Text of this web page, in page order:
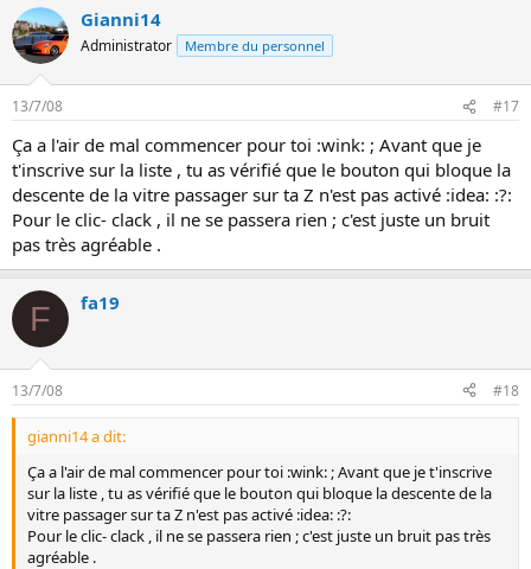
Gianni14
Administrator Membre du personnel
13/7/08 #17
Ça a l'air de mal commencer pour toi :wink: ; Avant que je
t'inscrive sur la liste , tu as vérifié que le bouton qui bloque la
descente de la vitre passager sur ta Z n'est pas activé :idea: :?:
Pour le clic- clack , il ne se passera rien ; c'est juste un bruit
pas très agréable .
F fa19
13/7/08 #18
gianni14 a dit:
Ça a l'air de mal commencer pour toi :wink: ; Avant que je t'inscrive
sur la liste , tu as vérifié que le bouton qui bloque la descente de la
vitre passager sur ta Z n'est pas activé :idea: :?:
Pour le clic- clack , il ne se passera rien ; c'est juste un bruit pas très
agréable .